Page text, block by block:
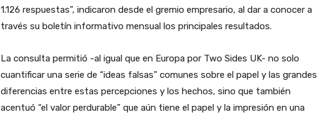
1.126 respuestas”, indicaron desde el gremio empresario, al dar a conocer a
través su boletín informativo mensual los principales resultados.
La consulta permitió -al igual que en Europa por Two Sides UK- no solo
cuantificar una serie de “ideas falsas” comunes sobre el papel y las grandes
diferencias entre estas percepciones y los hechos, sino que también
acentuó “el valor perdurable” que aún tiene el papel y la impresión en una